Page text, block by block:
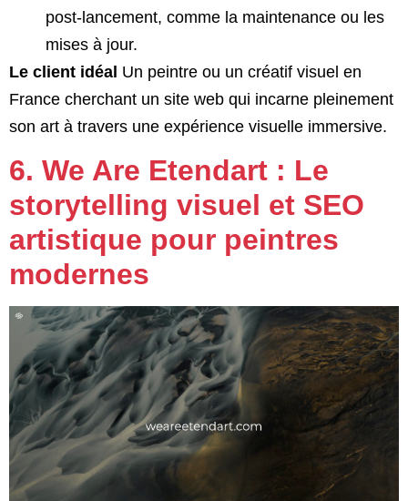
post-lancement, comme la maintenance ou les
mises à jour.
Le client idéal Un peintre ou un créatif visuel en
France cherchant un site web qui incarne pleinement
son art à travers une expérience visuelle immersive.
6. We Are Etendart : Le
storytelling visuel et SEO
artistique pour peintres
modernes